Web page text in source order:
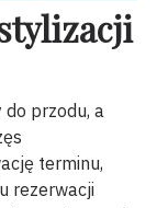
do przodu, a
terminu,
rezerwacji